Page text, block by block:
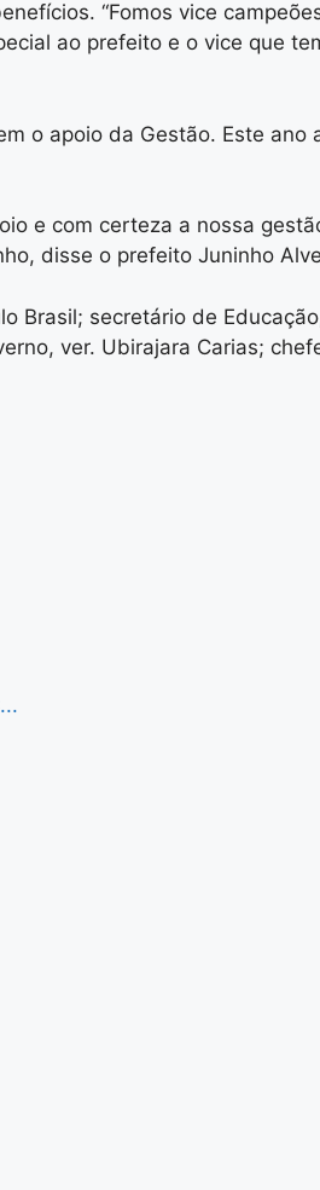
“Fomos vice
ao prefeito e o vice que
o apoio da Gestão. Este
e com certeza a nossa
disse o prefeito Juninho
Brasil; secretário de
ver. Ubirajara Carias;